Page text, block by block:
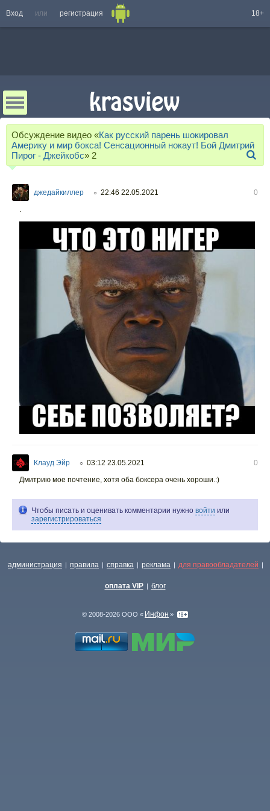
Вход или регистрация 18+
Обсуждение видео «Как русский парень шокировал
Америку и мир бокса! Сенсационный нокаут! Бой Дмитрий
Пирог - Джейкобс» 2
джедайкиллер ○ 22:46 22.05.2021
0
.
Клауд Эйр ○ 03:12 23.05.2021
0
Дмитрию мое почтение, хотя оба боксера очень хороши.:)
Чтобы писать и оценивать комментарии нужно войти или
зарегистрироваться
администрация | правила | справка | реклама | для правообладателей |
оплата VIP | блог
© 2008-2026 ООО « Инфон »